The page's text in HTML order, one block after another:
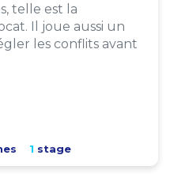
telle est la
Il joue aussi un
les conflits avant
1 stage